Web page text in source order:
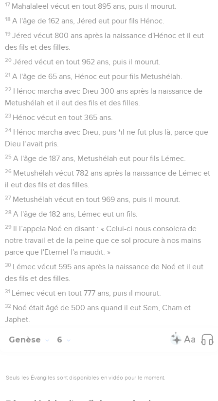
17 Mahalaleel vécut en tout 895 ans, puis il mourut.
18 A l'âge de 162 ans, Jéred eut pour fils Hénoc.
19 Jéred vécut 800 ans après la naissance d'Hénoc et il eut
des fils et des filles.
20 Jéred vécut en tout 962 ans, puis il mourut.
21 A l'âge de 65 ans, Hénoc eut pour fils Metushélah.
22 Hénoc marcha avec Dieu 300 ans après la naissance de
Metushélah et il eut des fils et des filles.
23 Hénoc vécut en tout 365 ans.
24 Hénoc marcha avec Dieu, puis *il ne fut plus là, parce que
Dieu l’avait pris.
25 A l'âge de 187 ans, Metushélah eut pour fils Lémec.
26 Metushélah vécut 782 ans après la naissance de Lémec et
il eut des fils et des filles.
27 Metushélah vécut en tout 969 ans, puis il mourut.
28 A l'âge de 182 ans, Lémec eut un fils.
29 Il l’appela Noé en disant : « Celui-ci nous consolera de
notre travail et de la peine que ce sol procure à nos mains
parce que l'Eternel l'a maudit. »
30 Lémec vécut 595 ans après la naissance de Noé et il eut
des fils et des filles.
31 Lémec vécut en tout 777 ans, puis il mourut.
32 Noé était âgé de 500 ans quand il eut Sem, Cham et
Japhet.
Genèse 6
Seuls les Évangiles sont disponibles en vidéo pour le moment.